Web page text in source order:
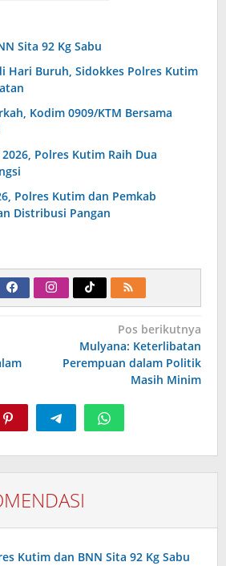
Sita 92 Kg Sabu
Hari Buruh, Sidokkes Polres Kutim
Kodim 0909/KTM Bersama
Polres Kutim Raih Dua
Polres Kutim dan Pemkab
Distribusi Pangan
Pos berikutnya
Mulyana: Keterlibatan
Perempuan dalam Politik
Masih Minim
Kutim dan BNN Sita 92 Kg Sabu